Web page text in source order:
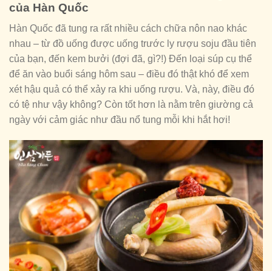
của Hàn Quốc
Hàn Quốc đã tung ra rất nhiều cách chữa nôn nao khác
nhau – từ đồ uống được uống trước ly rượu soju đầu tiên
của bạn, đến kem bưởi (đợi đã, gì?!) Đến loại súp cụ thể
để ăn vào buổi sáng hôm sau – điều đó thật khó để xem
xét hậu quả có thể xảy ra khi uống rượu. Và, này, điều đó
có tệ như vậy không? Còn tốt hơn là nằm trên giường cả
ngày với cảm giác như đầu nổ tung mỗi khi hắt hơi!